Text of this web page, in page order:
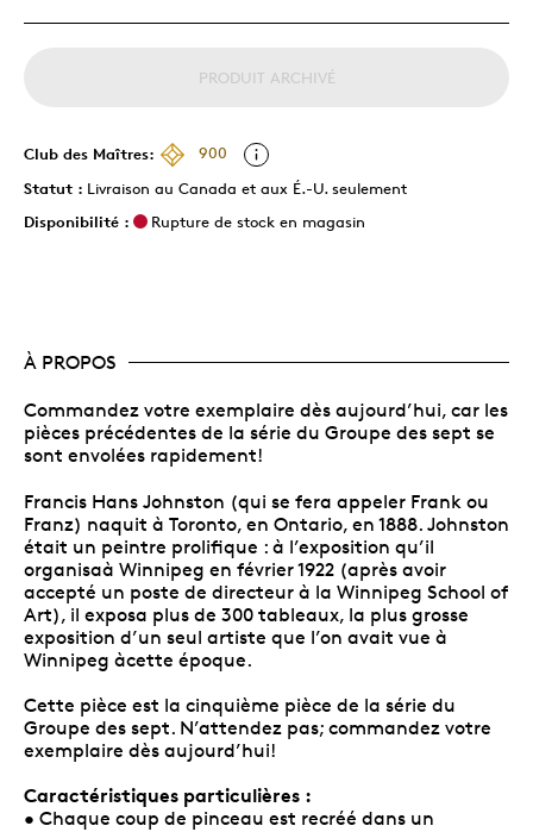
PRODUIT ARCHIVÉ
Club des Maîtres:
900
Statut : Livraison au Canada et aux É.-U. seulement
Disponibilité :
Rupture de stock en magasin
À PROPOS
Commandez votre exemplaire dès aujourd’hui, car les
pièces précédentes de la série du Groupe des sept se
sont envolées rapidement!
Francis Hans Johnston (qui se fera appeler Frank ou
Franz) naquit à Toronto, en Ontario, en 1888. Johnston
était un peintre prolifique : à l’exposition qu’il
organisaà Winnipeg en février 1922 (après avoir
accepté un poste de directeur à la Winnipeg School of
Art), il exposa plus de 300 tableaux, la plus grosse
exposition d’un seul artiste que l’on avait vue à
Winnipeg àcette époque.
Cette pièce est la cinquième pièce de la série du
Groupe des sept. N’attendez pas; commandez votre
exemplaire dès aujourd’hui!
Caractéristiques particulières :
• Chaque coup de pinceau est recréé dans un